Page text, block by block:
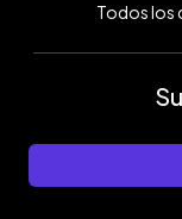
Todos los